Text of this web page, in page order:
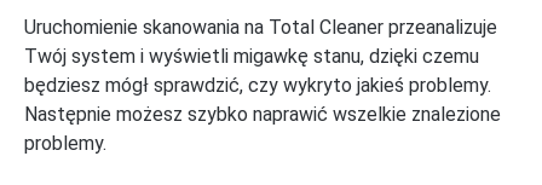
Uruchomienie skanowania na Total Cleaner przeanalizuje
Twój system i wyświetli migawkę stanu, dzięki czemu
będziesz mógł sprawdzić, czy wykryto jakieś problemy.
Następnie możesz szybko naprawić wszelkie znalezione
problemy.